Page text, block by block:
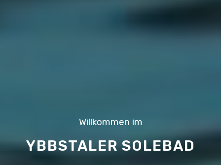
Willkommen im
YBBSTALER SOLEBAD